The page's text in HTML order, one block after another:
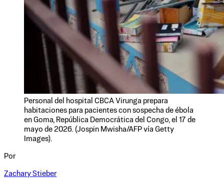
Personal del hospital CBCA Virunga prepara
habitaciones para pacientes con sospecha de ébola
en Goma, República Democrática del Congo, el 17 de
mayo de 2026. (Jospin Mwisha/AFP vía Getty
Images).
Por
Zachary Stieber